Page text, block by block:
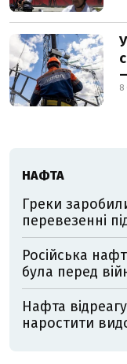
8
НАФТА
Греки
перевезенні
Російська
була перед
Нафта
наростити